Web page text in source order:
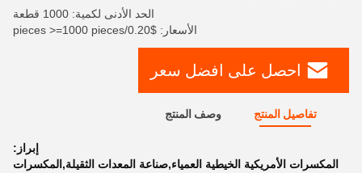
الحد الأدنى لكمية: 1000 قطعة
الأسعار: $0.20/pieces >=1000 pieces
احصل على افضل سعر
تفاصيل المنتج وصف المنتج
إبراز:
المكسرات الأمريكية الخيطية العمياء,صناعة المعدات الثقيلة,المكسرات